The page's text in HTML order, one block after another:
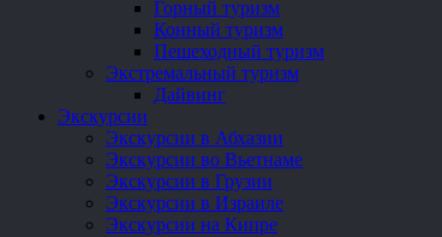
Горный туризм
Конный туризм
Пешеходный туризм
Экстремальный туризм
Дайвинг
Экскурсии
Экскурсии в Абхазии
Экскурсии во Вьетнаме
Экскурсии в Грузии
Экскурсии в Израиле
Экскурсии на Кипре